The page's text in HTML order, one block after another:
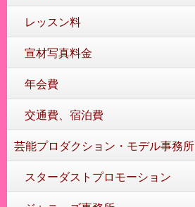
レッスン料
宣材写真料金
年会費
交通費、宿泊費
芸能プロダクション・モデル事務所
スターダストプロモーション